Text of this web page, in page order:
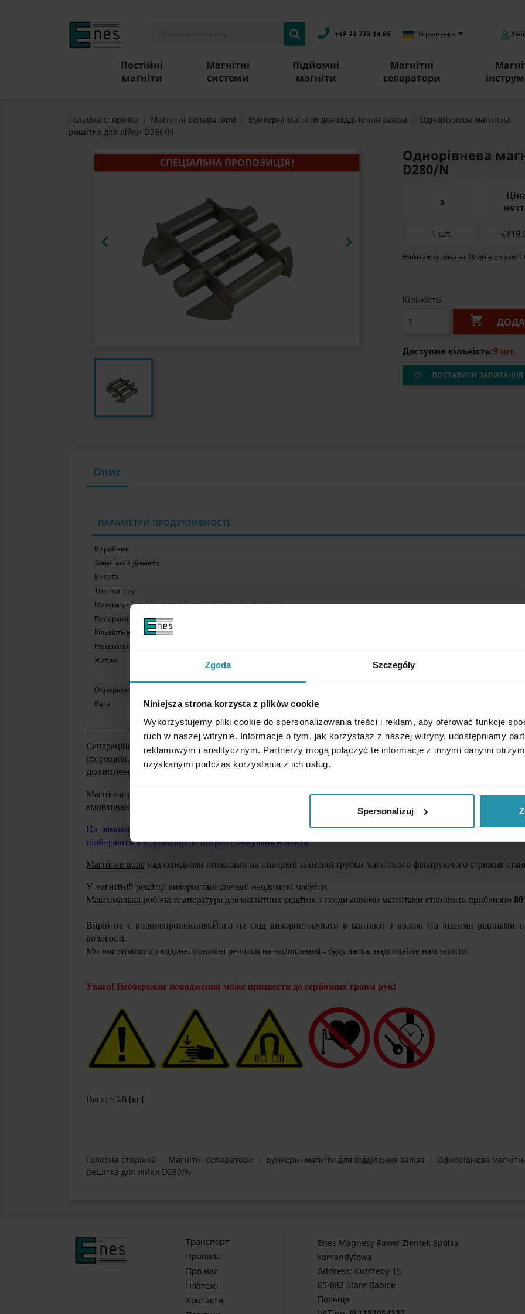
Zgoda Szczegóły
Niniejsza strona korzysta z plików cookie
Wykorzystujemy pliki cookie do spersonalizowania treści i reklam, aby oferować funkcje
ruch w naszej witrynie. Informacje o tym, jak korzystasz z naszej witryny, udostępniamy
reklamowym i analitycznym. Partnerzy mogą połączyć te informacje z innymi danymi
uzyskanymi podczas korzystania z ich usług.
Spersonalizuj
+48 22 733 14 65 Українська
Постійні
магніти
Магнітні
системи
Підйомні
магніти
Магнітні
сепаратори
Головна сторінка Магнітні сепаратори Бункерні магніти для відділення заліза
Однорівнева магнітна
решітка для лійки D280/N
СПЕЦІАЛЬНА ПРОПОЗИЦІЯ!
 
Однорівнева
D280/N
з
1 шт.
Найнижча ціна за 30 днів до
Кількість

Доступна кількість:9 шт.
ПОСТАВИТИ ЗАПИТАННЯ
Опис
ПАРАМЕТРИ ПРОДУКТИВНОСТІ
Виробник
Зовнішній діаметр
Висота
Тип магніту
Максимальне магнітне поле над середніми полюсами
Поверхня течії
Кількість магнітних смуг
Максимальна робоча температура
Житло
Однорівневий
Вага
Сепараційні магнітні решітки використовуються для уловлювання магнітно-м'яких елементів (залізні
(порошків, гранульованих продуктів, зерен).
Вони можуть бути корисними в харчовій промисловості (
дозволена для контакту з харчовими продуктами), а також у переробці пластмас, кераміці та
Магнітна решітка з кислотостійкої сталі містить магнітну систему з неодимовими магнітами. Вона
вмонтованих в сепаратор магнітних фільтруючих стрижнів діаметром 32 мм.
На замовлення ми готові виготовити магнітні сепаратори з розмірами, обраними Клієнтом. Магнітні
підбираються відповідно до потреб і очікувань Клієнта.
Магнітне поле над середніми полюсами на поверхні захисної трубки магнітного фільтруючого стрижня
У магнітній решітці використані спечені неодимові магніти.
Максимальна робоча температура для магнітних решіток з неодимовими магнітами становить приблизно
Виріб не є водонепроникним.Його не слід використовувати в контакті з водою (та іншими рідинами
вологості.
Ми виготовляємо водонепроникні решітки на замовлення - будь ласка, надсилайте нам запити.
Увага! Необережне поводження може призвести до серйозних травм рук!
Вага: ~3,8 [кг]
Головна сторінка Магнітні сепаратори Бункерні магніти для відділення заліза
Однорівнева
решітка для лійки D280/N
Транспорт
Правила
Про нас
Платежі
Контакти
Enes Magnesy Paweł Zientek Spółka
komandytowa
Address: Kutrzeby 15
05-082 Stare Babice
Польща